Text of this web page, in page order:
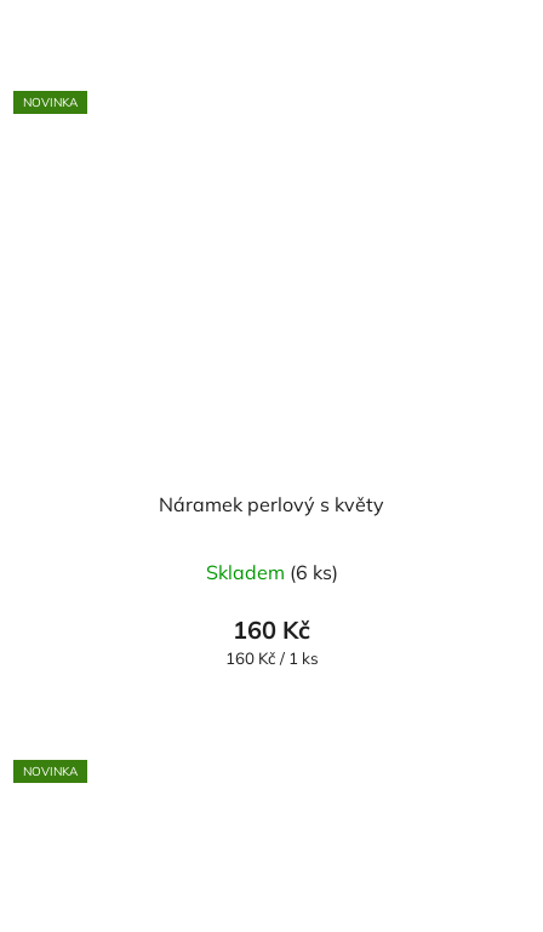
NOVINKA
Náramek perlový s květy
Skladem (6 ks)
160 Kč
Měrná
160 Kč / 1 ks
NOVINKA